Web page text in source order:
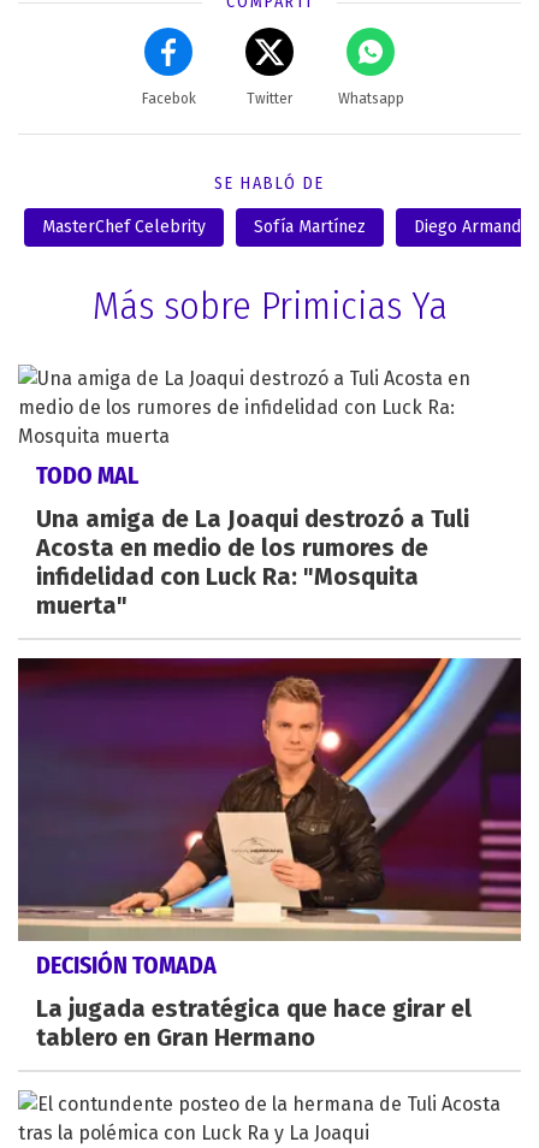
Facebok Twitter Whatsapp
SE HABLÓ DE
MasterChef Celebrity Sofía Martínez Diego Armando
Más sobre Primicias Ya
TODO MAL
Una amiga de La Joaqui destrozó a Tuli
Acosta en medio de los rumores de
infidelidad con Luck Ra: "Mosquita
muerta"
DECISIÓN TOMADA
La jugada estratégica que hace girar el
tablero en Gran Hermano